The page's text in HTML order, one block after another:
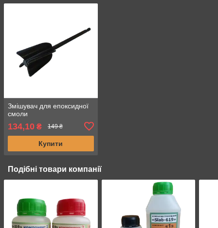
Змішувач для епоксидної
смоли
134,10 ₴ 149 ₴
Купити
Подібні товари компанії